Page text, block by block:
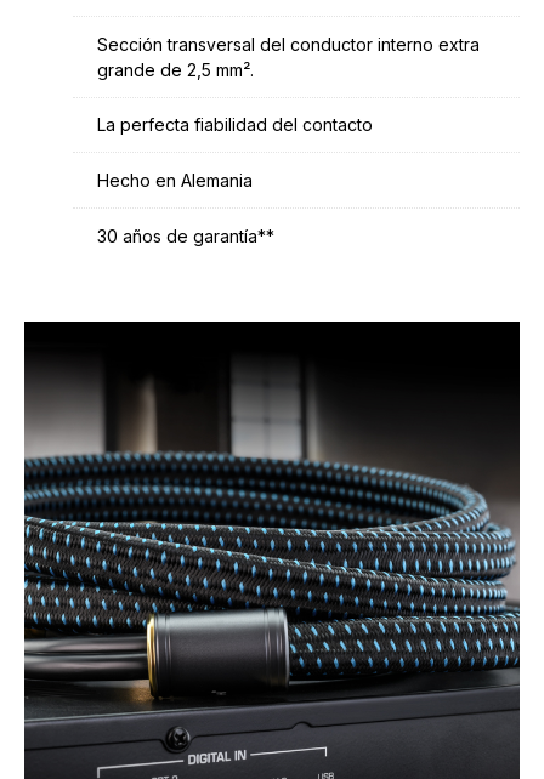
Sección transversal del conductor interno extra
grande de 2,5 mm².
La perfecta fiabilidad del contacto
Hecho en Alemania
30 años de garantía**